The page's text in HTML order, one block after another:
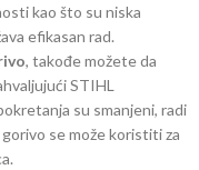
kao što su niska
efikasan rad.
, takođe možete da
STIHL
su smanjeni, radi
se može koristiti za